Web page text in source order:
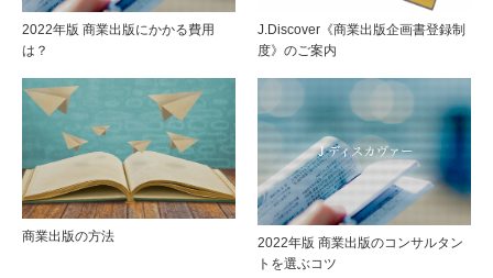
由」
がわ
かる
２つ
を実
現し
まし
2022年版 商業出版にかかる費用
は？
J.Discover《商業出版企画書登録制
度》のご案内
商業出版の方法
2022年版 商業出版のコンサルタン
トを選ぶコツ